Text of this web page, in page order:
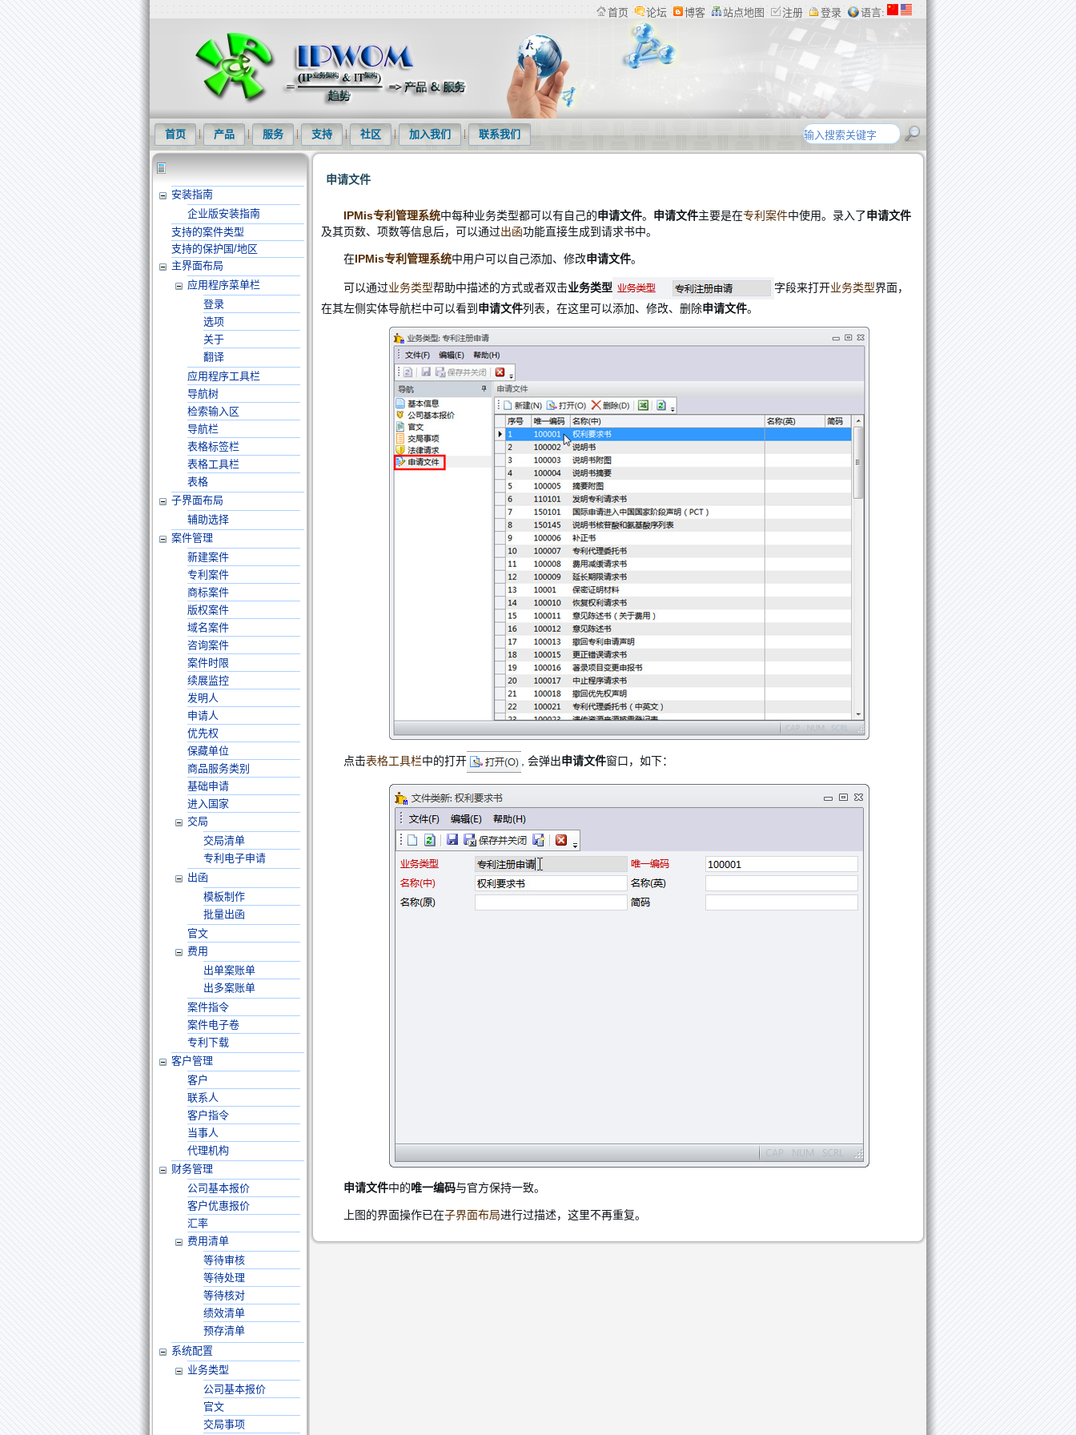
知识产权信息化网(IPWOM)提供专利检索系统、专利下载软件、商标管理系统等产品及专利统计分析等服务
首页 产品 服务 支持 社区 加入我们 联系我们
安装指南
企业版安装指南
支持的案件类型
支持的保护国/地区
主界面布局
应用程序菜单栏
登录
选项
关于
翻译
应用程序工具栏
导航树
检索输入区
导航栏
表格标签栏
表格工具栏
表格
子界面布局
辅助选择
案件管理
新建案件
专利案件
商标案件
版权案件
域名案件
咨询案件
案件时限
续展监控
发明人
申请人
优先权
保藏单位
商品服务类别
基础申请
进入国家
交局
交局清单
专利电子申请
出函
模板制作
批量出函
官文
费用
出单案账单
出多案账单
案件指令
案件电子卷
专利下载
客户管理
客户
联系人
客户指令
当事人
代理机构
财务管理
公司基本报价
客户优惠报价
汇率
费用清单
等待审核
等待处理
等待核对
绩效清单
预存清单
系统配置
业务类型
公司基本报价
官文
交局事项
申请文件
IPMis专利管理系统中每种业务类型都可以有自己的申请文件。 申请文件主要是在专利案件中使用。录入了申请文件
及其页数、项数等信息后，可以通过出函功能直接生成到请求书中。
在IPMis专利管理系统中用户可以自己添加、修改申请文件。
可以通过业务类型帮助中描述的方式或者双击业务类型 字段来打开业务类型界面，
在其左侧 实体导航栏中可以看到 申请文件列表，在这里可以添加、修改、删除申请文件。
点击表格工具栏中的打开 , 会弹出申请文件窗口，如下：
申请文件中的唯一编码与官方保持一致。
上图的界面操作已在子界面布局进行过描述，这里不再重复。
首页 论坛 博客 站点地图 注册 登录 语言: